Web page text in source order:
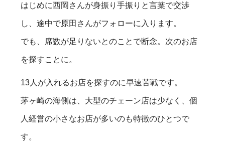
はじめに西岡さんが身振り手振りと言葉で交渉
し、途中で原田さんがフォローに入ります。
でも、席数が足りないとのことで断念。次のお店
を探すことに。
13人が入れるお店を探すのに早速苦戦です。
茅ヶ崎の海側は、大型のチェーン店は少なく、個
人経営の小さなお店が多いのも特徴のひとつで
す。